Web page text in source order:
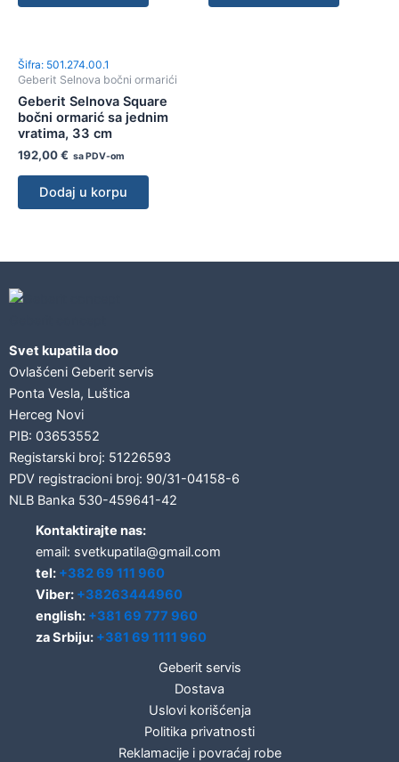
Šifra: 501.274.00.1
Geberit Selnova bočni ormarići
Geberit Selnova Square
bočni ormarić sa jednim
vratima, 33 cm
192,00€ sa PDV-om
Dodaj u korpu
Svet kupatila doo
Ovlašćeni Geberit servis
Ponta Vesla, Luštica
Herceg Novi
PIB: 03653552
Registarski broj: 51226593
PDV registracioni broj: 90/31-04158-6
NLB Banka 530-459641-42
Kontaktirajte nas:
email: svetkupatila@gmail.com
tel: +382 69 111 960
Viber: +38263444960
english: +381 69 777 960
za Srbiju: +381 69 1111 960
Geberit servis
Dostava
Uslovi korišćenja
Politika privatnosti
Reklamacije i povraćaj robe